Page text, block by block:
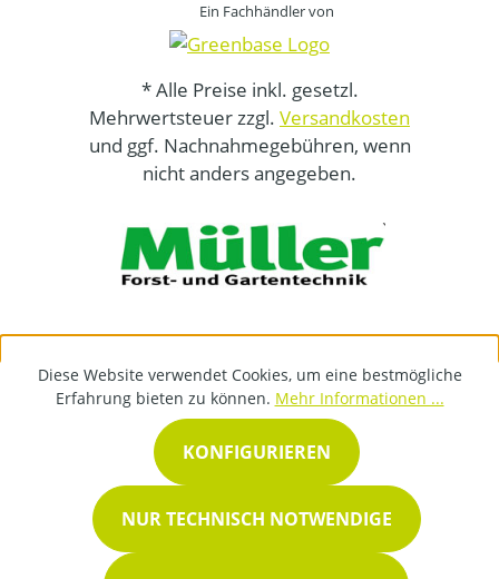
Ein Fachhändler von
* Alle Preise inkl. gesetzl.
Mehrwertsteuer zzgl. Versandkosten
und ggf. Nachnahmegebühren, wenn
nicht anders angegeben.
Diese Website verwendet Cookies, um eine bestmögliche
Erfahrung bieten zu können. Mehr Informationen ...
NUR TECHNISCH NOTWENDIGE
KONFIGURIEREN